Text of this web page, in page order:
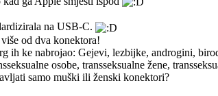
na USB-C.
od dva konektora!
ih ke nabrojao: Gejevi, lezbijke, androgini,
osobe, transseksualne žene,
samo muški ili ženski konektori?